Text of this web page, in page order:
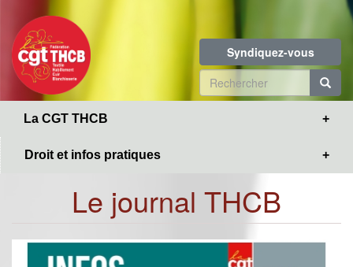
contenu
principal
Syndiquez-vous
Formulaire
de
La CGT THCB
Droit et infos pratiques
Le journal THCB